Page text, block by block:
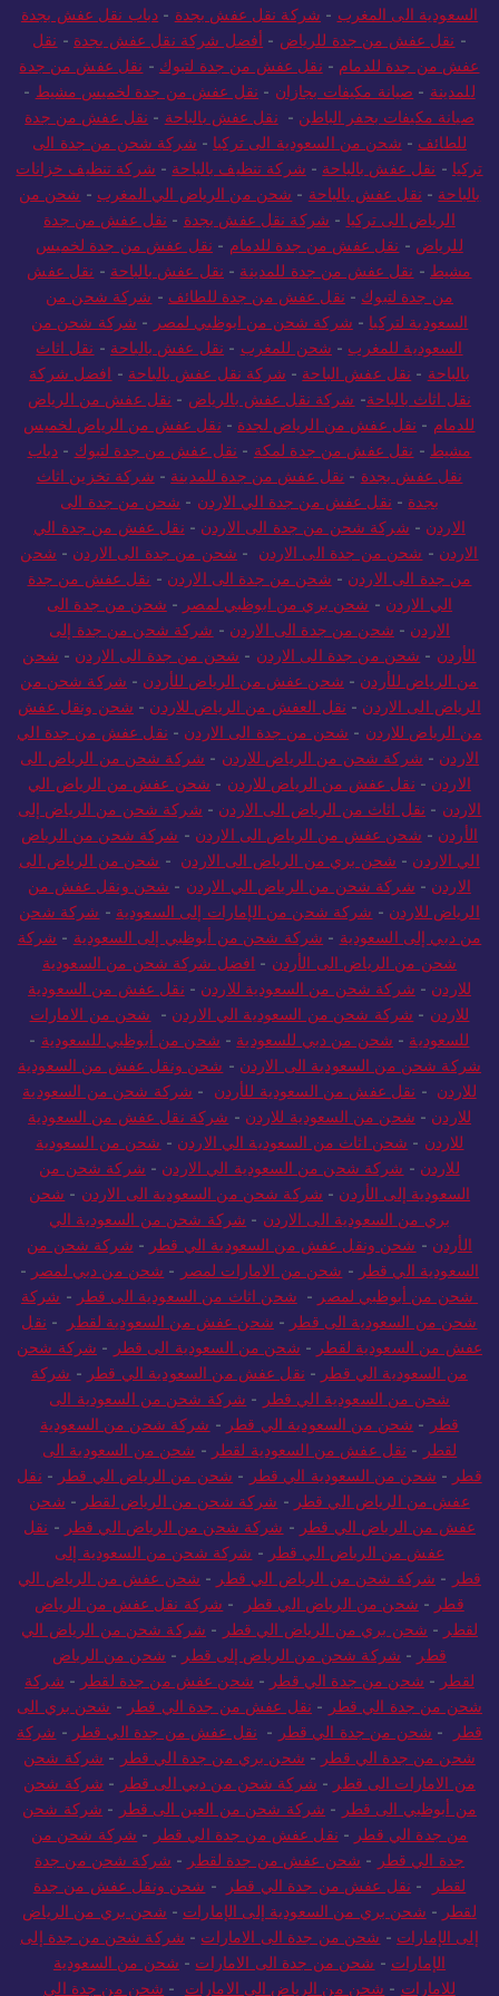
السعودية الى المغرب - شركة نقل عفش بجدة - دباب نقل عفش بجدة
- نقل عفش من جدة للرياض - أفضل شركة نقل عفش بجدة - نقل
عفش من جدة للدمام - نقل عفش من جدة لتبوك - نقل عفش من جدة
للمدينة - صيانة مكيفات بجازان - نقل عفش من جدة لخميس مشيط -
صيانة مكيفات بحفر الباطن - نقل عفش بالباحة - نقل عفش من جدة
للطائف - شحن من السعودية الى تركيا - شركة شحن من جدة الى
تركيا - نقل عفش بالباحة - شركة تنظيف بالباحة - شركة تنظيف خزانات
بالباحة - نقل عفش بالباحة - شحن من الرياض الي المغرب - شحن من
الرياض الى تركيا - شركة نقل عفش بجدة - نقل عفش من جدة
للرياض - نقل عفش من جدة للدمام - نقل عفش من جدة لخميس
مشيط - نقل عفش من جدة للمدينة - نقل عفش بالباحة - نقل عفش
من جدة لتبوك - نقل عفش من جدة للطائف - شركة شحن من
السعودية لتركيا - شركة شحن من ابوظبي لمصر - شركة شحن من
السعودية للمغرب - شحن للمغرب - نقل عفش بالباحة - نقل اثاث
بالباحة - نقل عفش الباحة - شركة نقل عفش بالباحة - افضل شركة
نقل اثاث بالباحة- شركة نقل عفش بالرياض - نقل عفش من الرياض
للدمام - نقل عفش من الرياض لجدة - نقل عفش من الرياض لخميس
مشيط - نقل عفش من جدة لمكة - نقل عفش من جدة لتبوك - دباب
نقل عفش بجدة - نقل عفش من جدة للمدينة - شركة تخزين اثاث
بجدة - نقل عفش من جدة الي الاردن - شحن من جدة الى
الاردن - شركة شحن من جدة الى الاردن - نقل عفش من جدة الي
الاردن - شحن من جدة الى الاردن - شحن من جدة الى الاردن - شحن
من جدة الى الاردن - شحن من جدة الى الاردن - نقل عفش من جدة
الي الاردن - شحن بري من ابوظبي لمصر - شحن من جدة الى
الاردن - شحن من جدة الى الاردن - شركة شحن من جدة إلى
الأردن - شحن من جدة الى الاردن - شحن من جدة الى الاردن - شحن
من الرياض للأردن - شحن عفش من الرياض للأردن - شركة شحن من
الرياض الى الاردن - نقل العفش من الرياض للاردن - شحن ونقل عفش
من الرياض للاردن - شحن من جدة الى الاردن - نقل عفش من جدة الي
الاردن - شركة شحن من الرياض للاردن - شركة شحن من الرياض الى
الاردن - نقل عفش من الرياض للاردن - شحن عفش من الرياض الي
الاردن - نقل اثاث من الرياض الى الاردن - شركة شحن من الرياض إلى
الأردن - شحن عفش من الرياض الى الاردن - شركة شحن من الرياض
الي الاردن - شحن بري من الرياض الى الاردن - شحن من الرياض الى
الاردن - شركة شحن من الرياض الي الاردن - شحن ونقل عفش من
الرياض للاردن - شركة شحن من الإمارات إلى السعودية - شركة شحن
من دبي إلى السعودية - شركة شحن من أبوظبي إلى السعودية - شركة
شحن من الرياض الى الأردن - افضل شركة شحن من السعودية
للاردن - شركة شحن من السعودية للاردن - نقل عفش من السعودية
للاردن - شركة شحن من السعودية الي الاردن - شحن من الامارات
للسعودية - شحن من دبي للسعودية - شحن من أبوظبي للسعودية -
شركة شحن من السعودية الى الاردن - شحن ونقل عفش من السعودية
للاردن - نقل عفش من السعودية للأردن - شركة شحن من السعودية
للاردن - شحن من السعودية للاردن - شركة نقل عفش من السعودية
للاردن - شحن اثاث من السعودية الي الاردن - شحن من السعودية
للاردن - شركة شحن من السعودية الي الاردن - شركة شحن من
السعودية إلى الأردن - شركة شحن من السعودية الى الاردن - شحن
بري من السعودية الى الاردن - شركة شحن من السعودية الي
الأردن - شحن ونقل عفش من السعودية الي قطر - شركة شحن من
السعودية الي قطر - شحن من الامارات لمصر - شحن من دبي لمصر -
شحن من أبوظبي لمصر - شحن اثاث من السعودية الى قطر - شركة
شحن من السعودية الى قطر - شحن عفش من السعودية لقطر - نقل
عفش من السعودية لقطر - شحن من السعودية الى قطر - شركة شحن
من السعودية الي قطر - نقل عفش من السعودية الي قطر - شركة
شحن من السعودية الي قطر - شركة شحن من السعودية الى
قطر - شحن من السعودية الي قطر - شركة شحن من السعودية
لقطر - نقل عفش من السعودية لقطر - شحن من السعودية الى
قطر - شحن من السعودية الي قطر - شحن من الرياض الي قطر - نقل
عفش من الرياض الي قطر - شركة شحن من الرياض لقطر - شحن
عفش من الرياض الي قطر - شركة شحن من الرياض الي قطر - نقل
عفش من الرياض الي قطر - شركة شحن من السعودية إلى
قطر - شركة شحن من الرياض الي قطر - شحن عفش من الرياض الي
قطر - شحن من الرياض الي قطر - شركة نقل عفش من الرياض
لقطر - شحن بري من الرياض الي قطر - شركة شحن من الرياض الي
قطر - شركة شحن من الرياض إلى قطر - شحن من الرياض
لقطر - شحن من جدة الي قطر - شحن عفش من جدة لقطر - شركة
شحن من جدة الي قطر - نقل عفش من جدة الي قطر - شحن بري الى
قطر
- شحن من جدة الي قطر - نقل عفش من جدة الي قطر - شركة
شحن من جدة الي قطر - شحن بري من جدة الي قطر - شركة شحن
من الامارات الى قطر - شركة شحن من دبي الى قطر - شركة شحن
من أبوظبي الى قطر - شركة شحن من العين الى قطر - شركة شحن
من جدة الي قطر - نقل عفش من جدة الي قطر - شركة شحن من
جدة الي قطر - شحن عفش من جدة لقطر - شركة شحن من جدة
لقطر
- نقل عفش من جدة الي قطر - شحن ونقل عفش من جدة
لقطر - شحن بري من السعودية إلى الإمارات - شحن بري من الرياض
إلى الإمارات - شحن من جدة الى الامارات - شركة شحن من جدة إلى
الإمارات - شحن من جدة الى الامارات - شحن من السعودية
للامارات - شحن من الرياض الى الامارات - شحن من جدة الى